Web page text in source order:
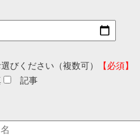
びください（複数可）
【必須】
記事